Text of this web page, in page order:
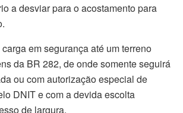
a desviar para o acostamento para
em segurança até um terreno
da BR 282, de onde somente seguirá
ou com autorização especial de
DNIT e com a devida escolta
de largura.